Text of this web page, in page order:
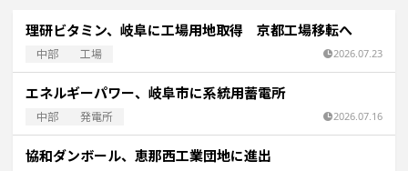
理研ビタミン、岐阜に工場用地取得 京都工場移転へ
中部 工場 2026.07.23
エネルギーパワー、岐阜市に系統用蓄電所
中部 発電所 2026.07.16
協和ダンボール、恵那西工業団地に進出